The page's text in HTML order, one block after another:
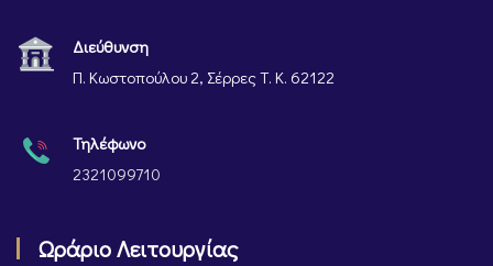
Διεύθυνση
Π. Κωστοπούλου 2, Σέρρες Τ. Κ. 62122
Τηλέφωνο
2321099710
Ωράριο Λειτουργίας